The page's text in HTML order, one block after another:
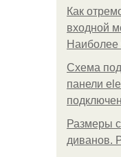
Как
входной
Наиболее
Схема
панели
Размеры
диванов.